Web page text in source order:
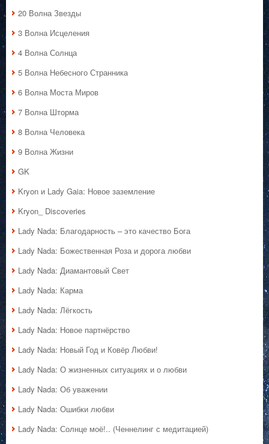
20 Волна Звезды
3 Волна Исцеления
4 Волна Солнца
5 Волна Небесного Странника
6 Волна Моста Миров
7 Волна Шторма
8 Волна Человека
9 Волна Жизни
GK
Kryon и Lady Gaia: Новое заземление
Kryon_ Discoveries
Lady Nada: Благодарность – это качество Бога
Lady Nada: Божественная Роза и дорога любви
Lady Nada: Диамантовый Свет
Lady Nada: Карма
Lady Nada: Лёгкость
Lady Nada: Новое партнёрство
Lady Nada: Новый Год и Ковёр Любви!
Lady Nada: О жизненных ситуациях и о любви
Lady Nada: Об уважении
Lady Nada: Ошибки любви
Lady Nada: Солнце моё!.. (Ченнелинг с медитацией)